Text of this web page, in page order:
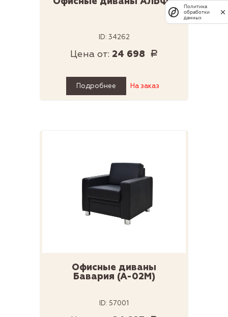
ID: 34262
Цена от: 24 698 Р
Подробнее На заказ
Офисные диваны
Бавария (А-02М)
ID: 57001
Политика
обработки
данных